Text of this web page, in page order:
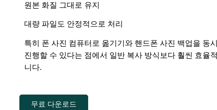
원본 화질 그대로 유지
대량 파일도 안정적으로 처리
특히 폰 사진 컴퓨터로 옮기기와 핸드폰 사진 백업을 동
진행할 수 있다는 점에서 일반 복사 방식보다 훨씬 효율
니다.
무료 다운로드